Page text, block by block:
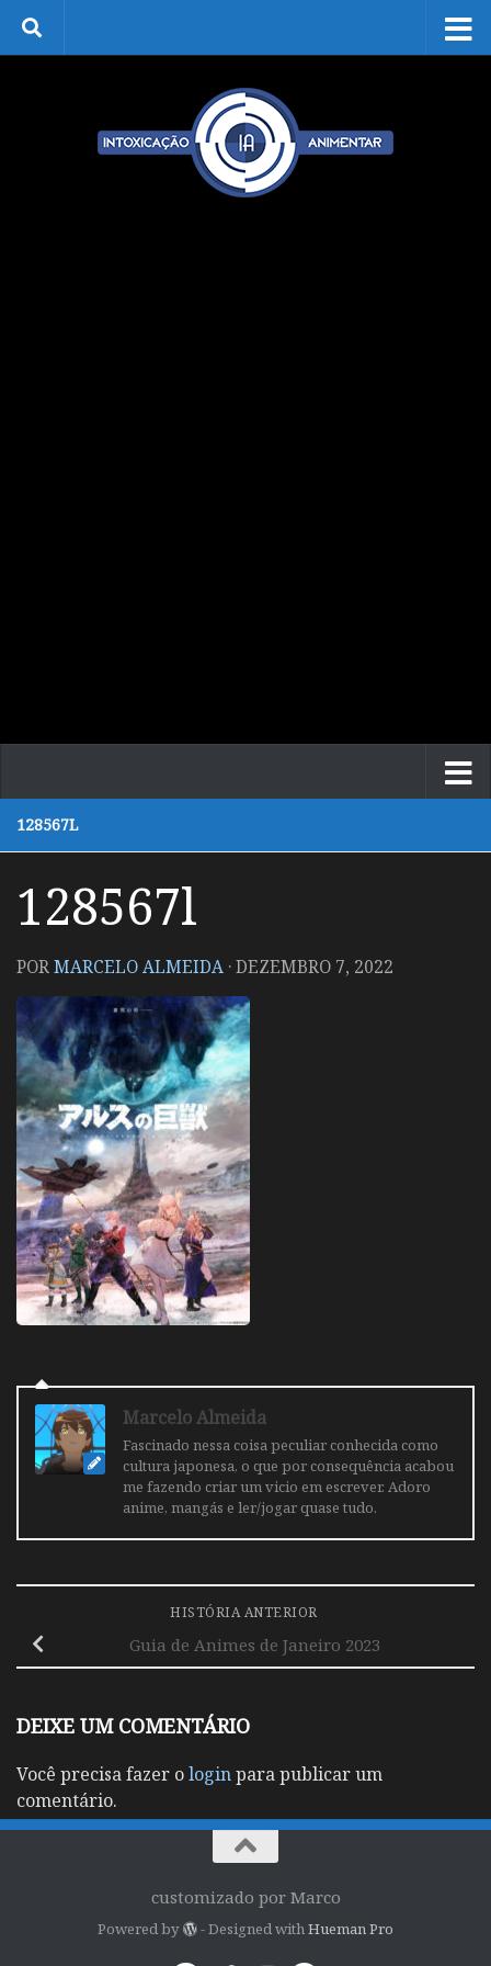
Skip to content
128567L
128567l
PORMARCELO ALMEIDA ·DEZEMBRO 7, 2022
Marcelo Almeida
Fascinado nessa coisa peculiar conhecida como
cultura japonesa, o que por consequência acabou
me fazendo criar um vicio em escrever. Adoro
anime, mangás e ler/jogar quase tudo.
HISTÓRIA ANTERIOR
Guia de Animes de Janeiro 2023
DEIXE UM COMENTÁRIO
Você precisa fazer ologinpara publicar um
comentário.
customizado por Marco
Powered by - Designed withHueman Pro